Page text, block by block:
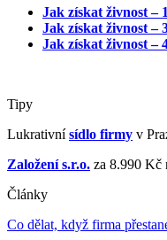
Jak získat živnost –
Jak získat živnost –
Jak získat živnost –
Tipy
Lukrativnísídlo firmy v
Založení s.r.o. za 8.990 Kč
Články
Co dělat, když firma